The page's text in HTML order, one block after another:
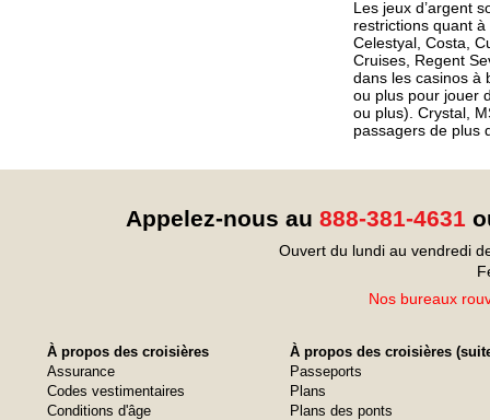
Les jeux d’argent
restrictions quant
Celestyal, Costa,
Cruises, Regent
dans les casinos à
ou plus pour jouer
ou plus). Crystal,
passagers de plus
Appelez-nous au 888-381-4631
Ouvert du lundi au vendredi
Nos bureaux
À propos des croisières
Assurance
Codes vestimentaires
Conditions d'âge
À propos des croisières
Passeports
Plans
Plans des ponts